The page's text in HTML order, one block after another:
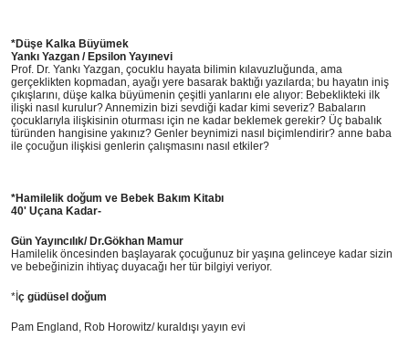
*Düşe Kalka Büyümek
Yankı Yazgan / Epsilon Yayınevi
Prof. Dr. Yankı Yazgan, çocuklu hayata bilimin kılavuzluğunda, ama
gerçeklikten kopmadan, ayağı yere basarak baktığı yazılarda; bu hayatın iniş
çıkışlarını, düşe kalka büyümenin çeşitli yanlarını ele alıyor: Bebeklikteki ilk
ilişki nasıl kurulur? Annemizin bizi sevdiği kadar kimi severiz? Babaların
çocuklarıyla ilişkisinin oturması için ne kadar beklemek gerekir? Üç babalık
türünden hangisine yakınız? Genler beynimizi nasıl biçimlendirir? anne baba
ile çocuğun ilişkisi genlerin çalışmasını nasıl etkiler?
*Hamilelik doğum ve Bebek Bakım Kitabı
40' Uçana Kadar-
Gün Yayıncılık/ Dr.Gökhan Mamur
Hamilelik öncesinden başlayarak çocuğunuz bir yaşına gelinceye kadar sizin
ve bebeğinizin ihtiyaç duyacağı her tür bilgiyi veriyor.
*İ ç güdüsel doğum
Pam England, Rob Horowitz/ kuraldışı yayın evi